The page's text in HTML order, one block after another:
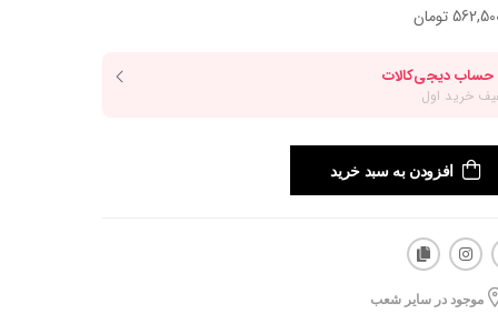
افزودن به سبد خرید
موجود در سایر شعب